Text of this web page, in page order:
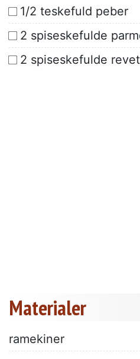
1/2 teskefuld peber
2 spiseskefulde
2 spiseskefulde
Materialer
ramekiner